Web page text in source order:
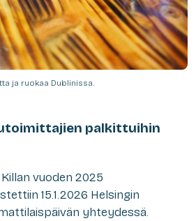
ja ruokaa Dublinissa.
palkittuihin
vuoden 2025
15.1.2026 Helsingin
yhteydessä.